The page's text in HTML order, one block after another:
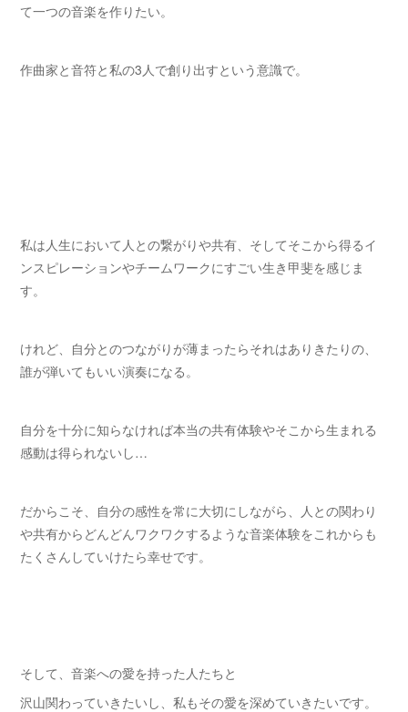
て一つの音楽を作りたい。
作曲家と音符と私の3人で創り出すという意識で。
私は人生において人との繋がりや共有、そしてそこから得るイ
ンスピレーションやチームワークにすごい生き甲斐を感じま
す。
けれど、自分とのつながりが薄まったらそれはありきたりの、
誰が弾いてもいい演奏になる。
自分を十分に知らなければ本当の共有体験やそこから生まれる
感動は得られないし…
だからこそ、自分の感性を常に大切にしながら、人との関わり
や共有からどんどんワクワクするような音楽体験をこれからも
たくさんしていけたら幸せです。
そして、音楽への愛を持った人たちと
沢山関わっていきたいし、私もその愛を深めていきたいです。